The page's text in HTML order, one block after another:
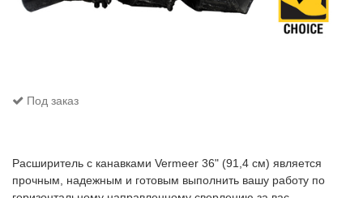
Под заказ
Расширитель с канавками Vermeer 36" (91,4 см) является
прочным, надежным и готовым выполнить вашу работу по